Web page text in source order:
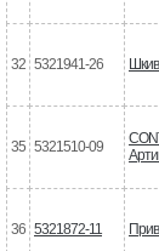
32 5321941-26
35 5321510-09
36 5321872-11